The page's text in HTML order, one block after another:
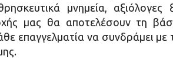
μνημεία,
μας θα αποτελέσουν τη
επαγγελματία να συνδράμει με